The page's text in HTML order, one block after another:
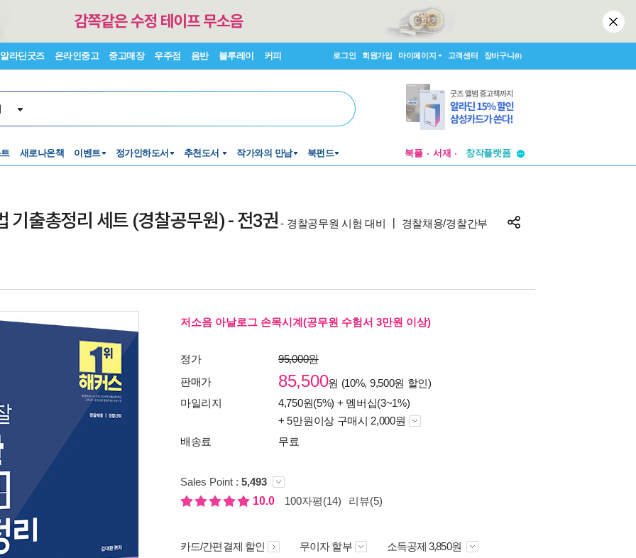
알라딘굿즈 온라인중고 중고매장 우주점 음반 블루레이 커피 로그인 회원가입 마이페이지 고객센터 장바구니(0)
새로나온책 이벤트 정가인하도서 추천도서 작가와의 만남 북펀드 북플 서재
투비컨티뉴드
투비컨티뉴드
기출총정리 세트 (경찰공무원) - 전3권 - 경찰공무원 시험 대비 ┃ 경찰채용/경찰간부
저소음 아날로그 손목시계(공무원 수험서 3만원 이상)
정가
95,000원
판매가
85,500원 (10%, 9,500원 할인)
마일리지
4,750원(5%) + 멤버십(3~1%)
+ 5만원이상 구매시 2,000원
배송료
무료
Sales Point : 5,493
10.0
100자평(14) 리뷰(5)
카드/간편결제 할인 무이자 할부 소득공제 3,850원